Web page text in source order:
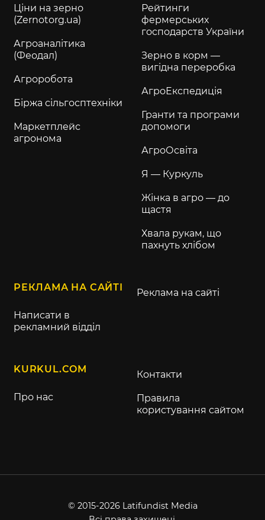
Ціни на зерно
(Zernotorg.ua)
Агроаналітика
(Феодал)
Агроробота
Біржа сільгосптехніки
Маркетплейс
агронома
Рейтинги
фермерських
господарств України
Зерно в корм —
вигідна переробка
АгроЕкспедиція
Гранти та програми
допомоги
АгроОсвіта
Я — Куркуль
Жінка в агро — до
щастя
Хвала рукам, що
пахнуть хлібом
РЕКЛАМА НА САЙТІ
Написати в
рекламний відділ
Реклама на сайті
KURKUL.COM
Про нас
Контакти
Правила
користування сайтом
© 2015-2026 Latifundist Media